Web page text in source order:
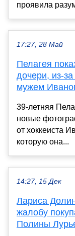
проявила
17:27, 28 Май
Пелагея
дочери, из-
мужем
39-летняя
новые
от хоккеиста
которую она...
14:27, 15 Дек
Лариса
жалобу
Полины